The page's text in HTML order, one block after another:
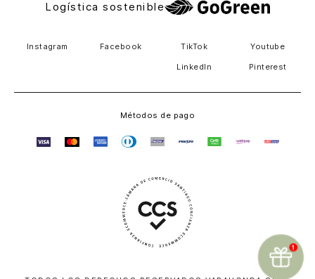
Logística sostenible
Instagram Facebook TikTok Youtube
LinkedIn Pinterest
Métodos de pago